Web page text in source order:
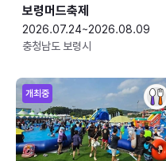
보령머드축제
2026.07.24~2026.08.09
충청남도 보령시
개최중